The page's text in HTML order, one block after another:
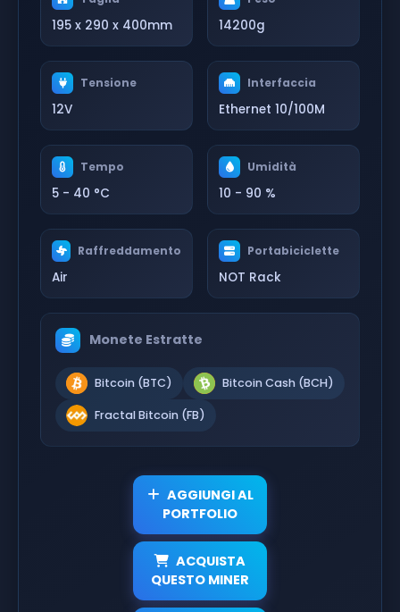
195 x 290 x 400mm 14200g
Tensione
12V
Interfaccia
Ethernet 10/100M
Tempo
5 - 40 °C
Umidità
10 - 90 %
Raffreddamento
Air
Portabiciclette
NOT Rack
Monete Estratte
Bitcoin (BTC) Bitcoin Cash (BCH)
Fractal Bitcoin (FB)
AGGIUNGI AL
PORTFOLIO
ACQUISTA
QUESTO MINER